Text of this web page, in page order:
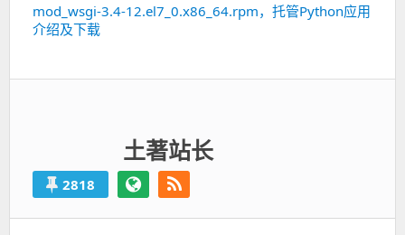
下
一
mod_wsgi-3.4-12.el7_0.x86_64.rpm，托管Python应用
介绍及下载
土著站长
2818